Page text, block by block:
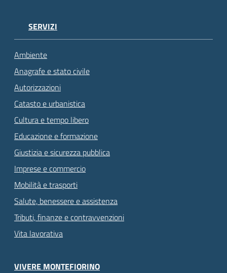
SERVIZI
Ambiente
Anagrafe e stato civile
Autorizzazioni
Catasto e urbanistica
Cultura e tempo libero
Educazione e formazione
Giustizia e sicurezza pubblica
Imprese e commercio
Mobilità e trasporti
Salute, benessere e assistenza
Tributi, finanze e contravvenzioni
Vita lavorativa
VIVERE MONTEFIORINO